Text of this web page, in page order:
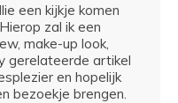
een kijkje komen
zal ik een
make-up look,
gerelateerde artikel
en hopelijk
bezoekje brengen.